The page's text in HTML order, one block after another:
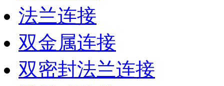
法兰连接
双金属连接
双密封法兰连接